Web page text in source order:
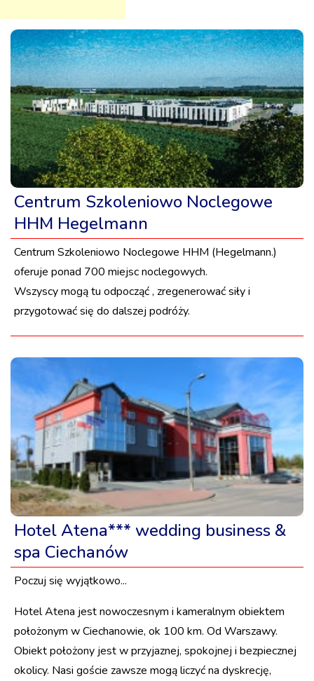
Centrum Szkoleniowo Noclegowe
HHM Hegelmann
Centrum Szkoleniowo Noclegowe HHM (Hegelmann.)
oferuje ponad 700 miejsc noclegowych.
Wszyscy mogą tu odpocząć , zregenerować siły i
przygotować się do dalszej podróży.
Hotel Atena*** wedding business &
spa Ciechanów
Poczuj się wyjątkowo...
Hotel Atena jest nowoczesnym i kameralnym obiektem
położonym w Ciechanowie, ok 100 km. Od Warszawy.
Obiekt położony jest w przyjaznej, spokojnej i bezpiecznej
okolicy. Nasi goście zawsze mogą liczyć na dyskrecję,